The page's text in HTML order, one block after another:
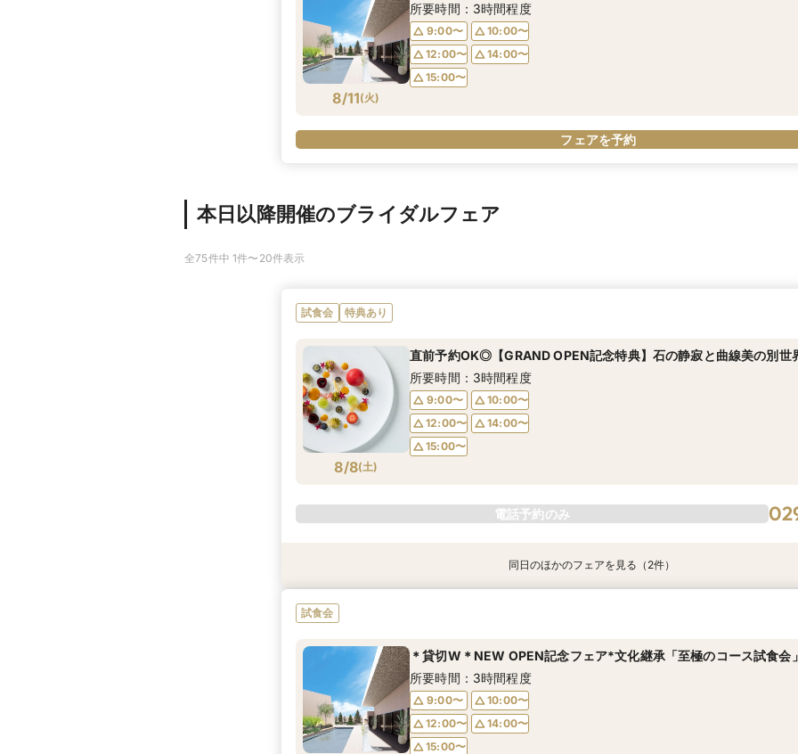
8/11(火)
所要時間：3時間程度
9:00〜
10:00〜
12:00〜
14:00〜
15:00〜
フェアを予約
本日以降開催のブライダルフェア
全75件中 1件〜20件表示
試食会 特典あり
8/8(土)
直前予約OK◎【GRAND OPEN記念特典】石の静寂と曲線美の別世
所要時間：3時間程度
9:00〜
10:00〜
12:00〜
14:00〜
15:00〜
電話予約のみ
8/8(土)
9:00〜
10:00〜
11:00〜
15:00〜
16:00〜
8/8(土)
9:00〜
10:00〜
11:00〜
15:00〜
16:00〜
同日のほかのフェアを見る（2件）
試食会
＊貸切W＊NEW OPEN記念フェア*文化継承「至極のコース試食会
所要時間：3時間程度
9:00〜
10:00〜
12:00〜
14:00〜
15:00〜